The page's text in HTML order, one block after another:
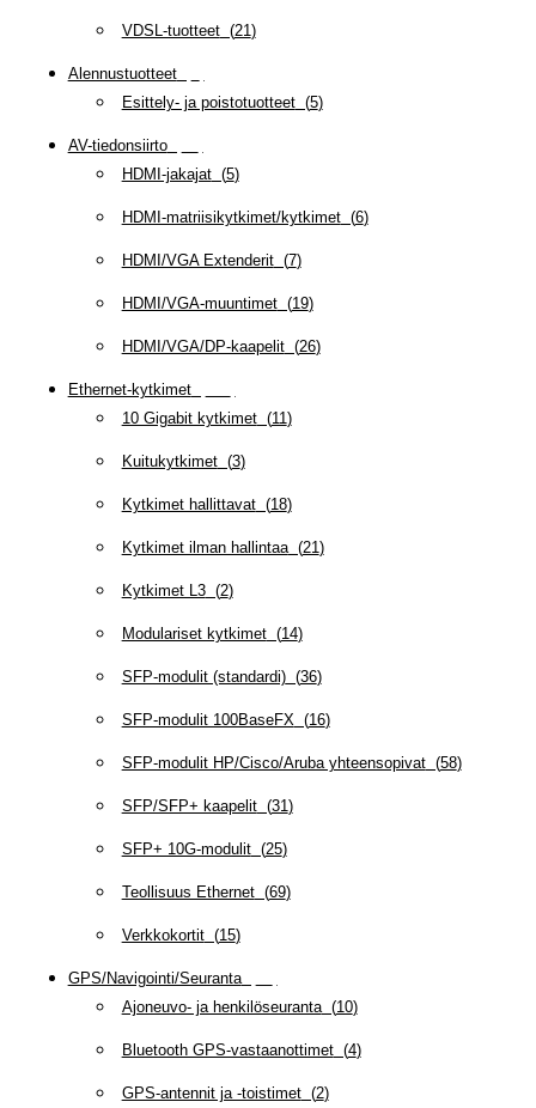
VDSL-tuotteet(21)
Alennustuotteet(
Esittely- ja poistotuotteet(5)
AV-tiedonsiirto(
HDMI-jakajat(5)
HDMI-matriisikytkimet/kytkimet(6)
HDMI/VGA Extenderit(7)
HDMI/VGA-muuntimet(19)
HDMI/VGA/DP-kaapelit(26)
Ethernet-kytkimet(
10 Gigabit kytkimet(11)
Kuitukytkimet(3)
Kytkimet hallittavat(18)
Kytkimet ilman hallintaa(21)
Kytkimet L3(2)
Modulariset kytkimet(14)
SFP-modulit (standardi)(36)
SFP-modulit 100BaseFX(16)
SFP-modulit HP/Cisco/Aruba yhteensopivat(58)
SFP/SFP+ kaapelit(31)
SFP+ 10G-modulit(25)
Teollisuus Ethernet(69)
Verkkokortit(15)
GPS/Navigointi/Seuranta(
Ajoneuvo- ja henkilöseuranta(10)
Bluetooth GPS-vastaanottimet(4)
GPS-antennit ja -toistimet(2)